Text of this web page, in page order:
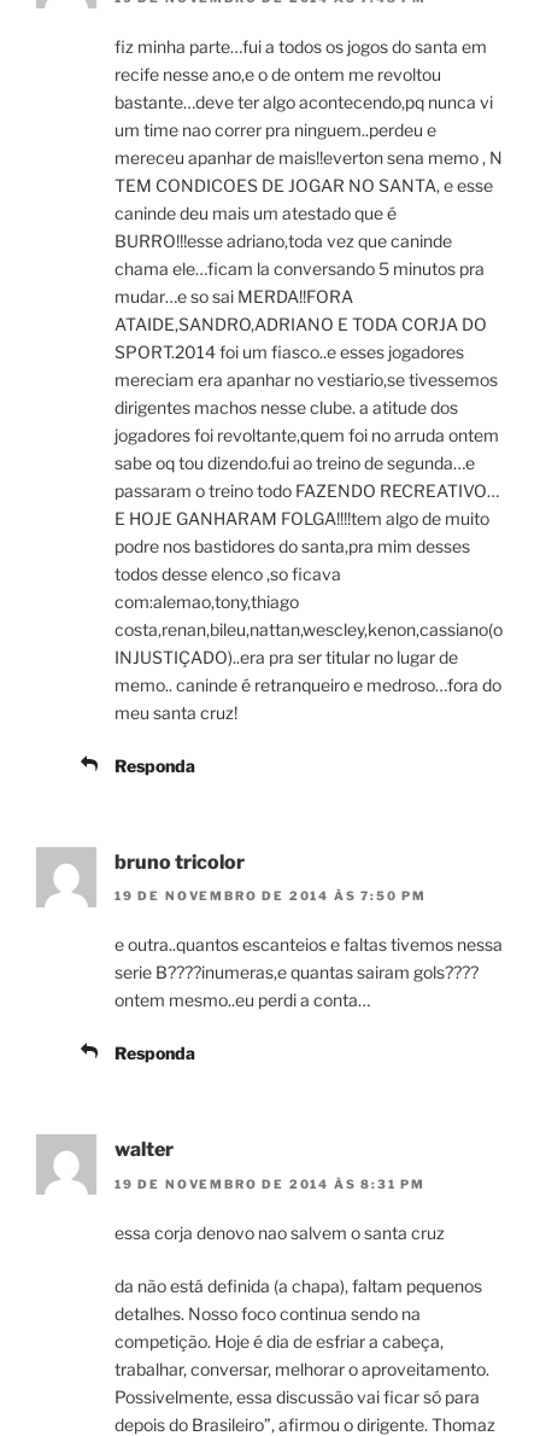
fiz minha parte…fui a todos os jogos do santa em
recife nesse ano,e o de ontem me revoltou
bastante…deve ter algo acontecendo,pq nunca vi
um time nao correr pra ninguem..perdeu e
mereceu apanhar de mais!!everton sena memo , N
TEM CONDICOES DE JOGAR NO SANTA, e esse
caninde deu mais um atestado que é
BURRO!!!esse adriano,toda vez que caninde
chama ele…ficam la conversando 5 minutos pra
mudar…e so sai MERDA!!FORA
ATAIDE,SANDRO,ADRIANO E TODA CORJA DO
SPORT.2014 foi um fiasco..e esses jogadores
mereciam era apanhar no vestiario,se tivessemos
dirigentes machos nesse clube. a atitude dos
jogadores foi revoltante,quem foi no arruda ontem
sabe oq tou dizendo.fui ao treino de segunda…e
passaram o treino todo FAZENDO RECREATIVO…
E HOJE GANHARAM FOLGA!!!!tem algo de muito
podre nos bastidores do santa,pra mim desses
todos desse elenco ,so ficava
com:alemao,tony,thiago
costa,renan,bileu,nattan,wescley,kenon,cassiano(o
INJUSTIÇADO)..era pra ser titular no lugar de
memo.. caninde é retranqueiro e medroso…fora do
meu santa cruz!
Responda
bruno tricolor
19 DE NOVEMBRO DE 2014 ÀS 7:50 PM
e outra..quantos escanteios e faltas tivemos nessa
serie B????inumeras,e quantas sairam gols????
ontem mesmo..eu perdi a conta…
Responda
walter
19 DE NOVEMBRO DE 2014 ÀS 8:31 PM
essa corja denovo nao salvem o santa cruz
da não está definida (a chapa), faltam pequenos
detalhes. Nosso foco continua sendo na
competição. Hoje é dia de esfriar a cabeça,
trabalhar, conversar, melhorar o aproveitamento.
Possivelmente, essa discussão vai ficar só para
depois do Brasileiro”, afirmou o dirigente. Thomaz